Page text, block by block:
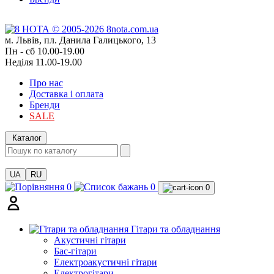
м. Львів, пл. Данила Галицького, 13
Пн - сб 10.00-19.00
Неділя 11.00-19.00
Про нас
Доставка і оплата
Бренди
SALE
Каталог
UA RU
0 0 0
Гітари та обладнання
Акустичні гітари
Бас-гітари
Електроакустичні гітари